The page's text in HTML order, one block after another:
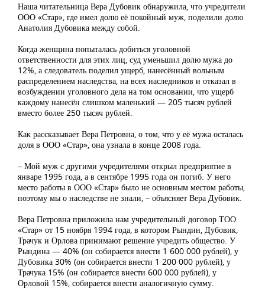
Наша читательница Вера Дубовик обнаружила, что учредители
ООО «Стар», где имел долю её покойный муж, поделили долю
Анатолия Дубовика между собой.
Когда женщина попыталась добиться уголовной
ответственности для этих лиц, суд уменьшил долю мужа до
12%, а следователь поделил ущерб, нанесённый вольным
распределением наследства, на всех наследников и отказал в
возбуждении уголовного дела на том основании, что ущерб
каждому нанесён слишком маленький — 205 тысяч рублей
вместо более 250 тысяч рублей.
Как рассказывает Вера Петровна, о том, что у её мужа осталась
доля в ООО «Стар», она узнала в конце 2008 года.
– Мой муж с другими учредителями открыл предприятие в
январе 1995 года, а в сентябре 1995 года он погиб. У него
место работы в ООО «Стар» было не основным местом работы,
поэтому мы о наследстве не знали, – объясняет Вера Дубовик.
Вера Петровна приложила нам учредительный договор ТОО
«Стар» от 15 ноября 1994 года, в котором Рындин, Дубовик,
Трачук и Орлова принимают решение учредить общество. У
Рындина — 40% (он собирается внести 1 600 000 рублей), у
Дубовика 30% (он собирается внести 1 200 000 рублей), у
Трачука 15% (он собирается внести 600 000 рублей), у
Орловой 15%, собирается внести аналогичную сумму.